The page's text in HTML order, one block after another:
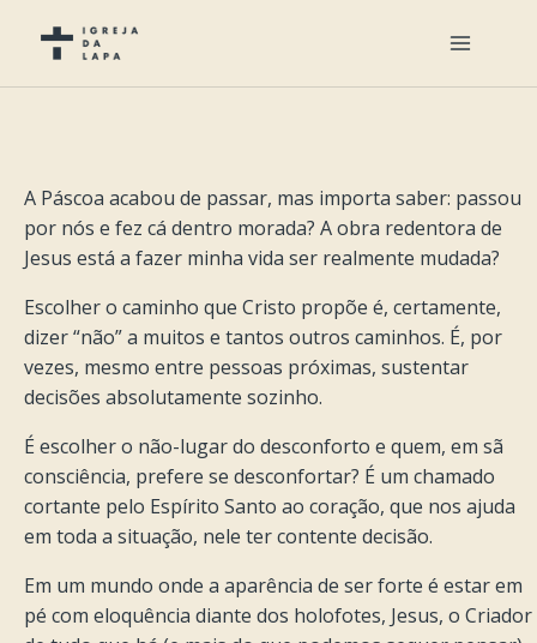
A Páscoa acabou de passar, mas importa saber: passou
por nós e fez cá dentro morada? A obra redentora de
Jesus está a fazer minha vida ser realmente mudada?
Escolher o caminho que Cristo propõe é, certamente,
dizer “não” a muitos e tantos outros caminhos. É, por
vezes, mesmo entre pessoas próximas, sustentar
decisões absolutamente sozinho.
É escolher o não-lugar do desconforto e quem, em sã
consciência, prefere se desconfortar? É um chamado
cortante pelo Espírito Santo ao coração, que nos ajuda
em toda a situação, nele ter contente decisão.
Em um mundo onde a aparência de ser forte é estar em
pé com eloquência diante dos holofotes, Jesus, o Criador